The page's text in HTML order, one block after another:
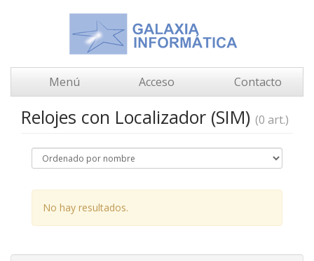
Menú Acceso Contacto
Relojes con Localizador (SIM) (0 art.)
No hay resultados.